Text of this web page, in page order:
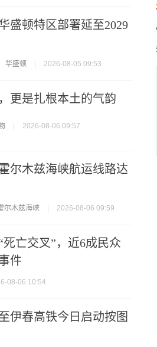
盛顿特区部署延至2029
华盛顿 2026-08-05 09:53
更是扎根本土的气韵
2026-08-06 09:57
尔木兹海峡航运线路达
尔木兹海峡 2026-08-06 09:59
亡交叉”，近6成民众
件
08-06 10:54
伊春高铁今日启动按图